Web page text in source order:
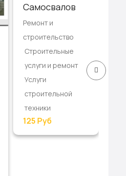
Самосвалов
Ремонт и
строительство
Строительные
услуги и ремонт
Услуги
строительной
техники
125 Руб